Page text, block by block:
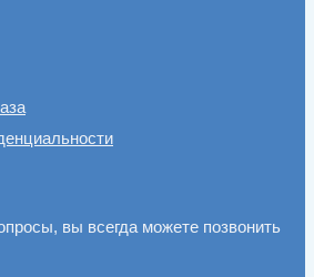
вы всегда можете позвонить